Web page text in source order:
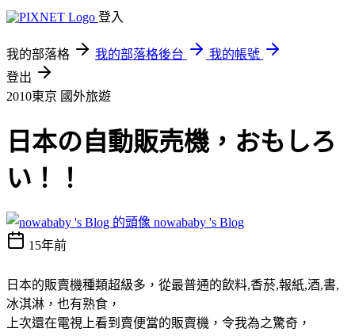
登入
我的部落格 我的部落格後台
我的帳號
登出
2010東京 國外旅遊
日本の自動販売機，おもしろ
い！！
nowababy 's Blog
15年前
日本的販賣機種類超級多，從最普通的飲料,香菸,報紙,酒,書,
冰淇淋，也有熟食，
上次還在電視上看到賣便當的販賣機，令我為之驚奇，